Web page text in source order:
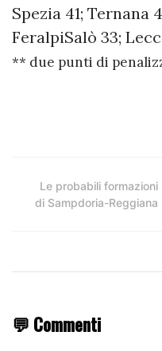
Spezia 41; Ternana
FeralpiSalò 33;
** due punti di
Le probabili formazioni
di Sampdoria-Reggiana
💬 Commenti